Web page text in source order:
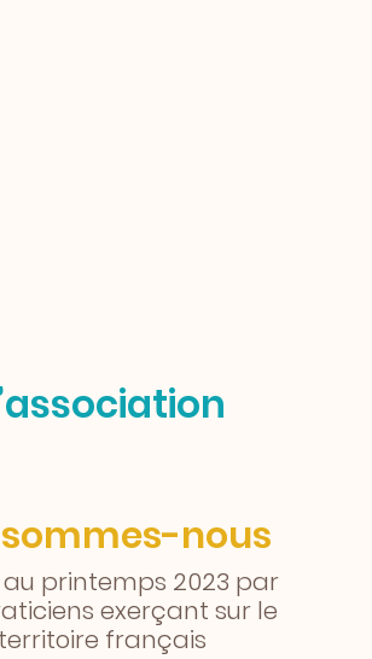
nous
printemps 2023 par
exerçant sur le
territoire français